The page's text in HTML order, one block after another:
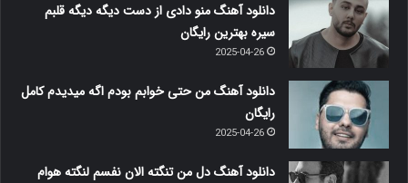
دانلود آهنگ منو دادی از دست دیگه دیگه قلبم
سیره بهترین رایگان
2025-04-26
دانلود آهنگ من حتی خوابم بودم اگه میدیدم کامل
رایگان
2025-04-26
دانلود آهنگ دل من تنگته الان نفسم لنگته هوام